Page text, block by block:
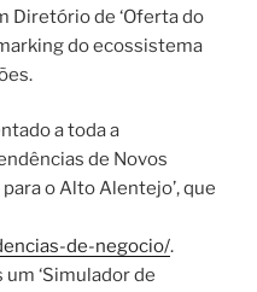
Diretório de ‘Oferta do
do ecossistema
a toda a
de Novos
o Alto Alentejo’, que
de-negocio/.
‘Simulador de